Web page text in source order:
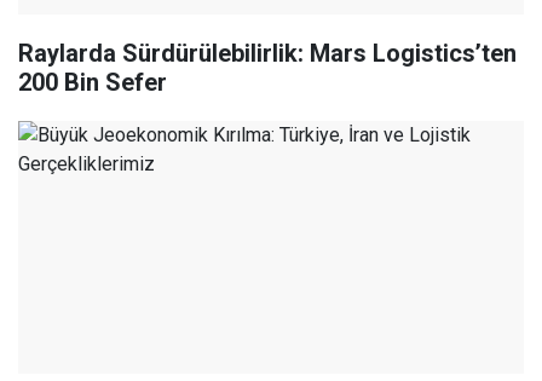
Raylarda Sürdürülebilirlik: Mars Logistics’ten
200 Bin Sefer